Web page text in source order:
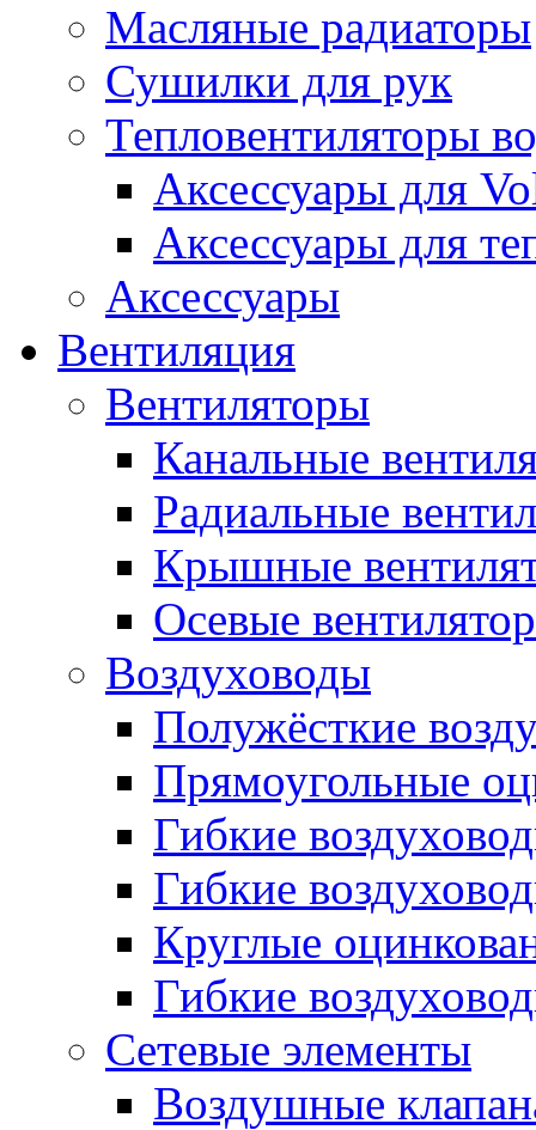
Масляные радиаторы
Сушилки для рук
Тепловентиляторы
Аксессуары для
Аксессуары для
Аксессуары
Вентиляция
Вентиляторы
Канальные
Радиальные
Крышные
Осевые
Воздуховоды
Полужёсткие
Прямоугольные
Гибкие
Гибкие
Круглые
Гибкие
Сетевые элементы
Воздушные